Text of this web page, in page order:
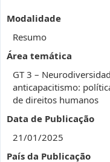
Modalidade
Resumo
Área temática
GT 3 –
anticapacitismo:
de direitos humanos
Data de Publicação
21/01/2025
País da Publicação